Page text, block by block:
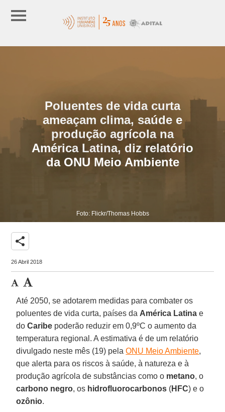
Poluentes de vida curta
ameaçam clima, saúde e
produção agrícola na
América Latina, diz relatório
da ONU Meio Ambiente
Foto: Flickr/Thomas Hobbs
share
26 Abril 2018
Até 2050, se adotarem medidas para combater os
poluentes de vida curta, países da América Latina e
doCaribe poderão reduzir em 0,9ºC o aumento da
temperatura regional. A estimativa é de um relatório
divulgado neste mês (19) pelaONU Meio Ambiente,
que alerta para os riscos à saúde, à natureza e à
produção agrícola de substâncias como o metano, o
carbono negro, os hidrofluorocarbonos (HFC) e o
ozônio.